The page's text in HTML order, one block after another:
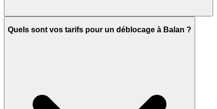
Quels sont vos tarifs pour un déblocage à Balan ?